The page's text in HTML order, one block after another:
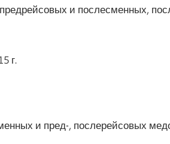
и послесменных,
г.
и пред-, послерейсовых